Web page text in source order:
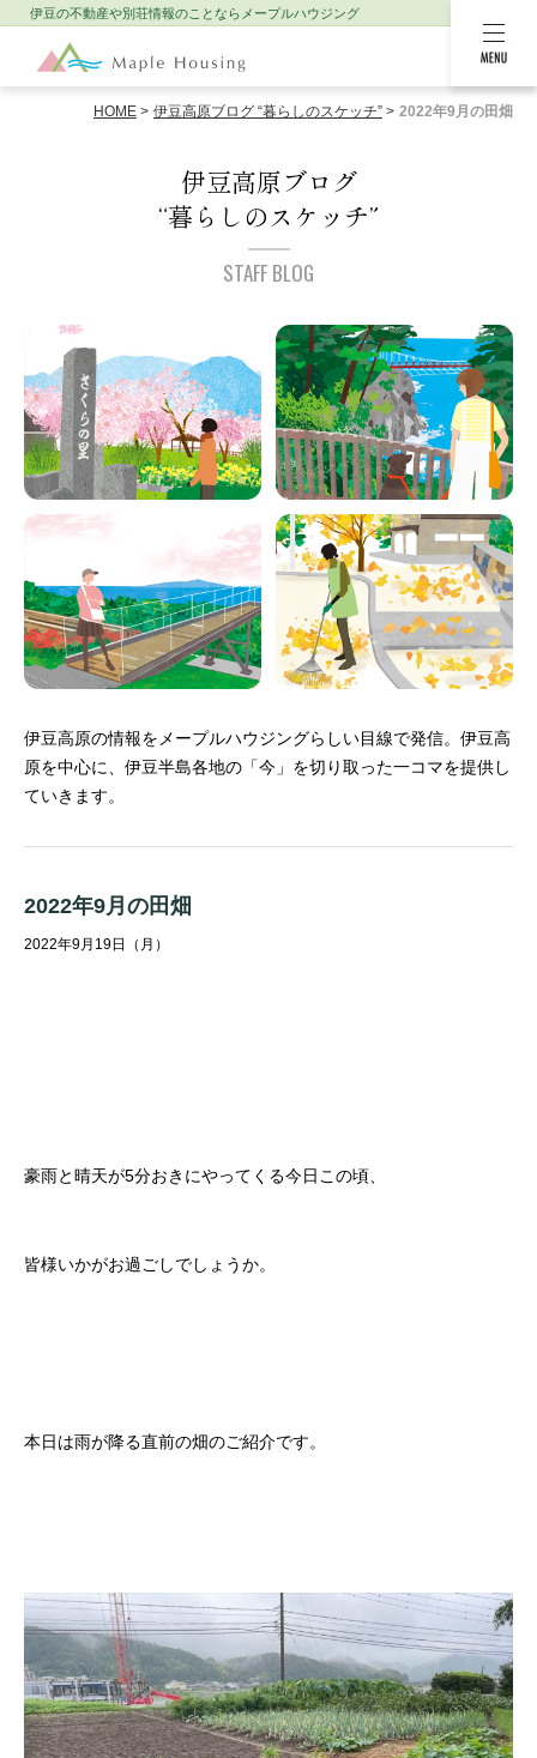
MENU
伊豆の不動産や別荘情報のことなら メープルハウジング
HOME 伊豆高原ブログ “暮らしのスケッチ” 2022年9月の田畑
伊豆高原ブログ
“暮らしのスケッチ”
STAFF BLOG
伊豆高原の情報をメープルハウジングらしい目線で発信。 伊豆高
原を中心に、伊豆半島各地の「今」を切り取った一コマを提供し
ていきます。
2022年9月の田畑
2022年9月19日（月）
豪雨と晴天が5分おきにやってくる今日この頃、
皆様いかがお過ごしでしょうか。
本日は雨が降る直前の畑のご紹介です。